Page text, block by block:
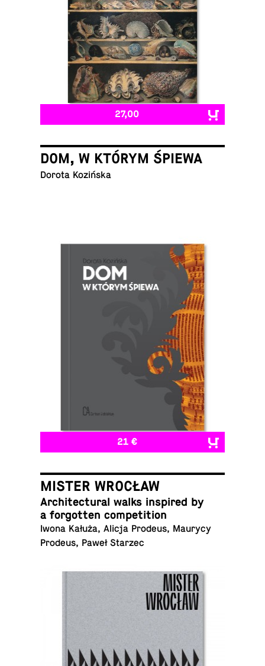
27,00
DOM, W KTÓRYM ŚPIEWA
Dorota Kozińska
21 €
MISTER WROCŁAW
Ar­chi­tec­tural walks in­spired by
a for­got­ten competition
Iwona Kałuża, Alicja Prodeus, Maurycy
Prodeus, Paweł Starzec